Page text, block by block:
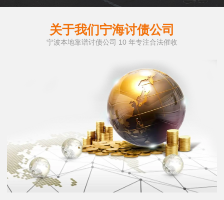
关于我们宁海讨债公司
宁波本地靠谱讨债公司 10 年专注合法催收